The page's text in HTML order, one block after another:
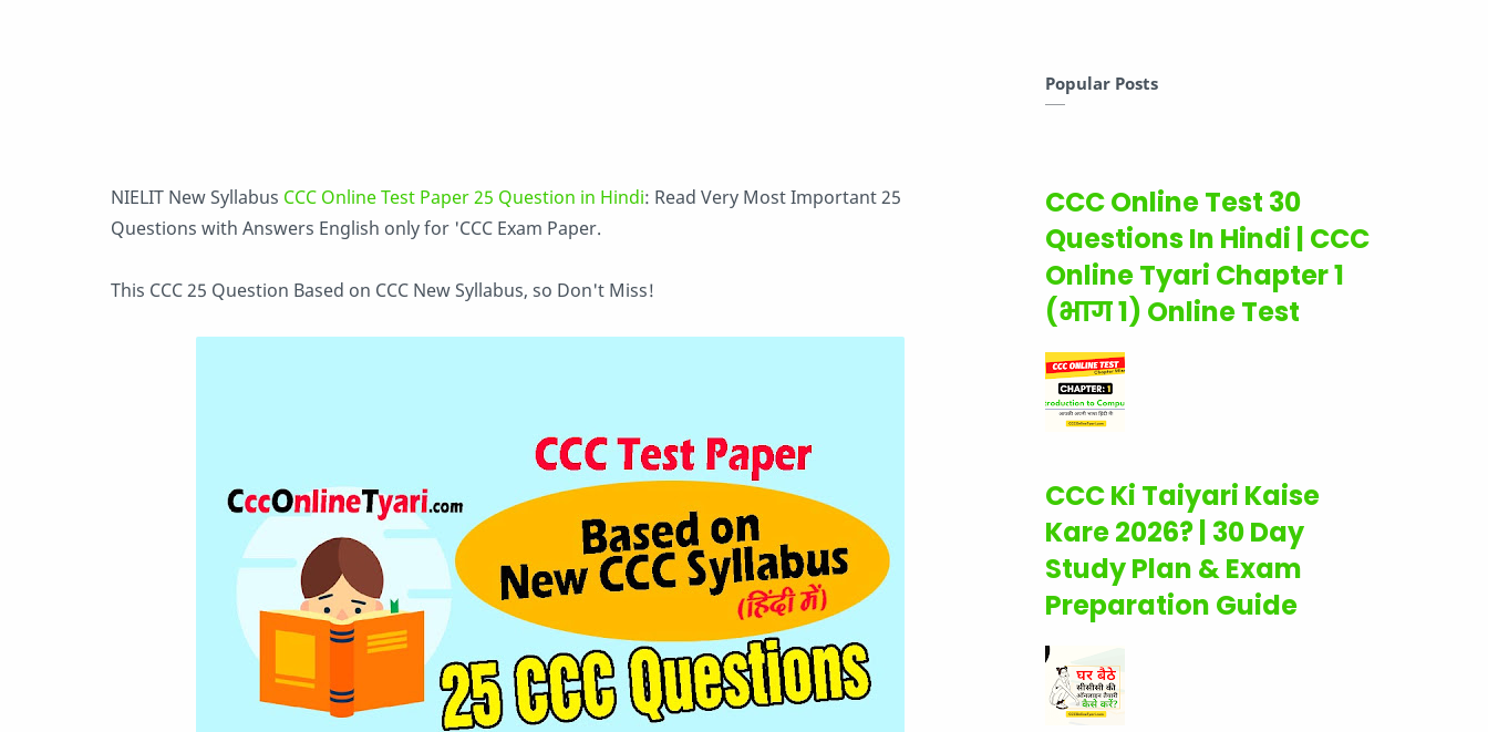
NIELIT New Syllabus CCC Online Test Paper 25 Question in Hindi: Read Very Most Important 25
Questions with Answers English only for 'CCC Exam Paper.
This CCC 25 Question Based on CCC New Syllabus, so Don't Miss!
Popular Posts
CCC Online Test 30
Questions In Hindi | CCC
Online Tyari Chapter 1
(भाग 1) Online Test
CCC Ki Taiyari Kaise
Kare 2026? | 30 Day
Study Plan & Exam
Preparation Guide